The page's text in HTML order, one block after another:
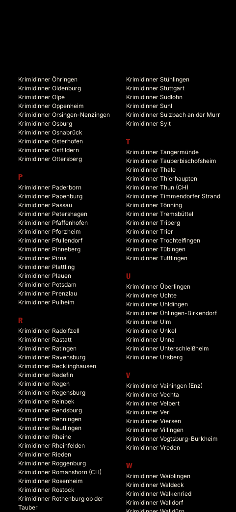
Krimidinner Öhringen
Krimidinner Oldenburg
Krimidinner Olpe
Krimidinner Oppenheim
Krimidinner Orsingen-Nenzingen
Krimidinner Osburg
Krimidinner Osnabrück
Krimidinner Osterhofen
Krimidinner Ostfildern
Krimidinner Ottersberg
P
Krimidinner Paderborn
Krimidinner Papenburg
Krimidinner Passau
Krimidinner Petershagen
Krimidinner Pfaffenhofen
Krimidinner Pforzheim
Krimidinner Pfullendorf
Krimidinner Pinneberg
Krimidinner Pirna
Krimidinner Plattling
Krimidinner Plauen
Krimidinner Potsdam
Krimidinner Prenzlau
Krimidinner Pulheim
R
Krimidinner Radolfzell
Krimidinner Rastatt
Krimidinner Ratingen
Krimidinner Ravensburg
Krimidinner Recklinghausen
Krimidinner Redefin
Krimidinner Regen
Krimidinner Regensburg
Krimidinner Reinbek
Krimidinner Rendsburg
Krimidinner Renningen
Krimidinner Reutlingen
Krimidinner Rheine
Krimidinner Rheinfelden
Krimidinner Rieden
Krimidinner Roggenburg
Krimidinner Romanshorn (CH)
Krimidinner Rosenheim
Krimidinner Rostock
Krimidinner Rothenburg ob der
Tauber
Krimidinner Stühlingen
Krimidinner Stuttgart
Krimidinner Südlohn
Krimidinner Suhl
Krimidinner Sulzbach an der Murr
Krimidinner Sylt
T
Krimidinner Tangermünde
Krimidinner Tauberbischofsheim
Krimidinner Thale
Krimidinner Thierhaupten
Krimidinner Thun (CH)
Krimidinner Timmendorfer Strand
Krimidinner Tönning
Krimidinner Tremsbüttel
Krimidinner Triberg
Krimidinner Trier
Krimidinner Trochtelfingen
Krimidinner Tübingen
Krimidinner Tuttlingen
U
Krimidinner Überlingen
Krimidinner Uchte
Krimidinner Uhldingen
Krimidinner Ühlingen-Birkendorf
Krimidinner Ulm
Krimidinner Unkel
Krimidinner Unna
Krimidinner Unterschleißheim
Krimidinner Ursberg
V
Krimidinner Vaihingen (Enz)
Krimidinner Vechta
Krimidinner Velbert
Krimidinner Verl
Krimidinner Viersen
Krimidinner Villingen
Krimidinner Vogtsburg-Burkheim
Krimidinner Vreden
W
Krimidinner Waiblingen
Krimidinner Waldeck
Krimidinner Walkenried
Krimidinner Walldorf